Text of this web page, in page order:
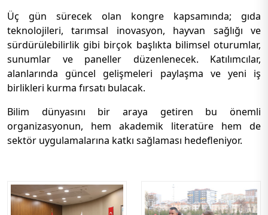
Üç gün sürecek olan kongre kapsamında; gıda
teknolojileri, tarımsal inovasyon, hayvan sağlığı ve
sürdürülebilirlik gibi birçok başlıkta bilimsel oturumlar,
sunumlar ve paneller düzenlenecek. Katılımcılar,
alanlarında güncel gelişmeleri paylaşma ve yeni iş
birlikleri kurma fırsatı bulacak.
Bilim dünyasını bir araya getiren bu önemli
organizasyonun, hem akademik literatüre hem de
sektör uygulamalarına katkı sağlaması hedefleniyor.